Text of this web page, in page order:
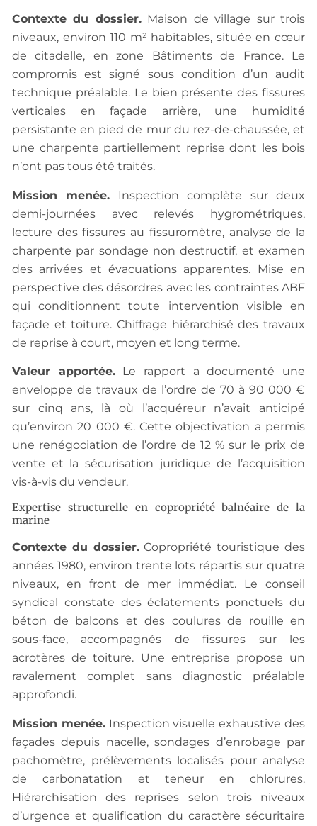
Contexte du dossier.Maison de village sur trois
niveaux, environ 110 m² habitables, située en cœur
de citadelle, en zone Bâtiments de France. Le
compromis est signé sous condition d’un audit
technique préalable. Le bien présente des fissures
verticales en façade arrière, une humidité
persistante en pied de mur du rez-de-chaussée, et
une charpente partiellement reprise dont les bois
n’ont pas tous été traités.
Mission menée. Inspection complète sur deux
demi-journées avec relevés hygrométriques,
lecture des fissures au fissuromètre, analyse de la
charpente par sondage non destructif, et examen
des arrivées et évacuations apparentes. Mise en
perspective des désordres avec les contraintes ABF
qui conditionnent toute intervention visible en
façade et toiture. Chiffrage hiérarchisé des travaux
de reprise à court, moyen et long terme.
Valeur apportée.Le rapport a documenté une
enveloppe de travaux de l’ordre de 70 à 90 000 €
sur cinq ans, là où l’acquéreur n’avait anticipé
qu’environ 20 000 €. Cette objectivation a permis
une renégociation de l’ordre de 12 % sur le prix de
vente et la sécurisation juridique de l’acquisition
vis-à-vis du vendeur.
Expertise structurelle en copropriété balnéaire de la
marine
Contexte du dossier.Copropriété touristique des
années 1980, environ trente lots répartis sur quatre
niveaux, en front de mer immédiat. Le conseil
syndical constate des éclatements ponctuels du
béton de balcons et des coulures de rouille en
sous-face, accompagnés de fissures sur les
acrotères de toiture. Une entreprise propose un
ravalement complet sans diagnostic préalable
approfondi.
Mission menée.Inspection visuelle exhaustive des
façades depuis nacelle, sondages d’enrobage par
pachomètre, prélèvements localisés pour analyse
de carbonatation et teneur en chlorures.
Hiérarchisation des reprises selon trois niveaux
d’urgence et qualification du caractère sécuritaire